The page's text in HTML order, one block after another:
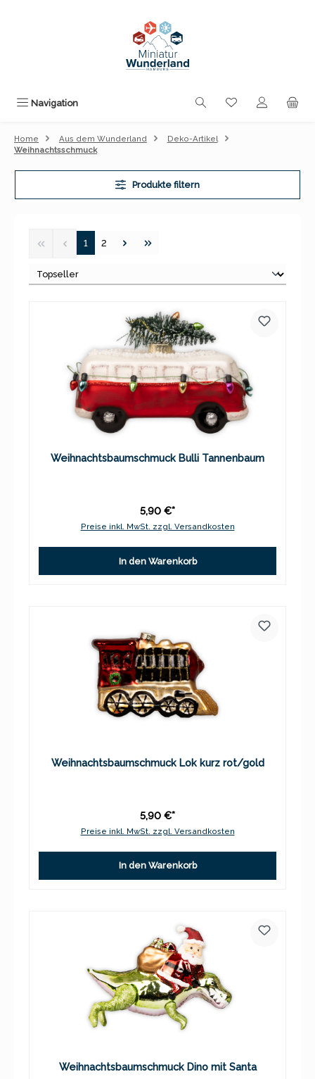
Navigation Du hast 0
Home Aus dem Wunderland
Deko-Artikel
Weihnachtsschmuck
Produkte filtern
Seite
1 Seite
2
Weihnachtsbaumschmuck Bulli Tannenbaum
5,90 €*
Preise inkl. MwSt. zzgl. Versandkosten
In den Warenkorb
Weihnachtsbaumschmuck Lok kurz rot/gold
5,90 €*
Preise inkl. MwSt. zzgl. Versandkosten
In den Warenkorb
Weihnachtsbaumschmuck Dino mit Santa